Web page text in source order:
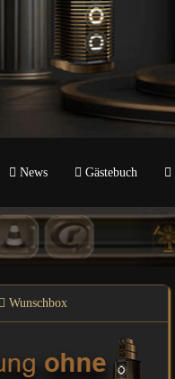
News Gästebuch
Wunschbox